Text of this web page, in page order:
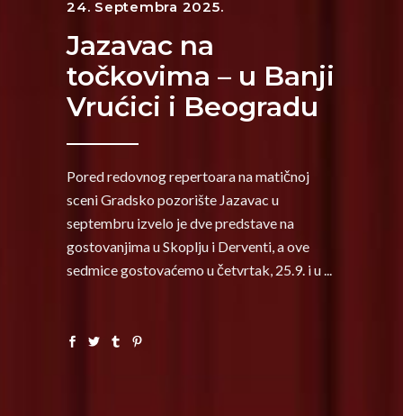
24. Septembra 2025.
Jazavac na
točkovima – u Banji
Vrućici i Beogradu
Pored redovnog repertoara na matičnoj
sceni Gradsko pozorište Jazavac u
septembru izvelo je dve predstave na
gostovanjima u Skoplju i Derventi, a ove
sedmice gostovaćemo u četvrtak, 25.9. i u